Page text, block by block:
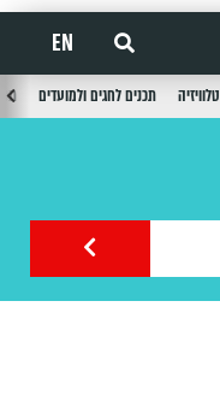
EN
טלוויזיה תכנים לחגים ולמועדים